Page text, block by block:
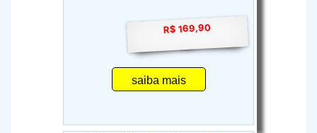
R$ 169,90
saiba mais